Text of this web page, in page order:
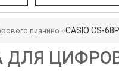
пианино CASIO CS-
ДЛЯ